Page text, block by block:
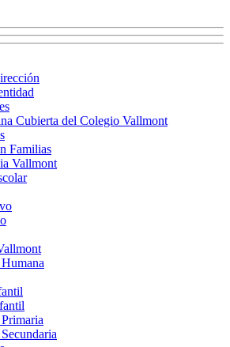
Cubierta del Colegio Vallmont
Familias
Vallmont